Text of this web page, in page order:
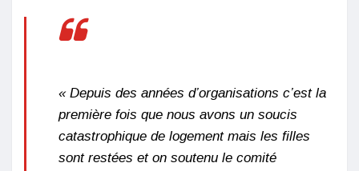
« Depuis des années d’organisations c’est la
première fois que nous avons un soucis
catastrophique de logement mais les filles
sont restées et on soutenu le comité